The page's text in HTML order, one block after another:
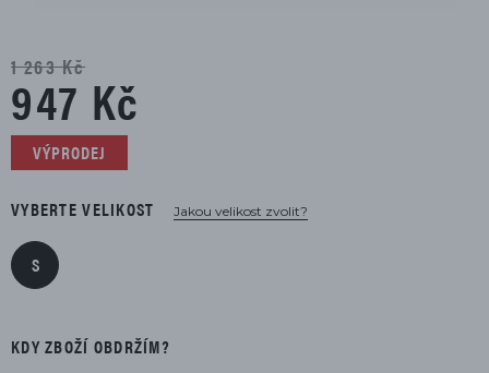
1 263 Kč
947 Kč
VÝPRODEJ
VYBERTE VELIKOST Jakou velikost zvolit?
S
KDY ZBOŽÍ OBDRŽÍM?